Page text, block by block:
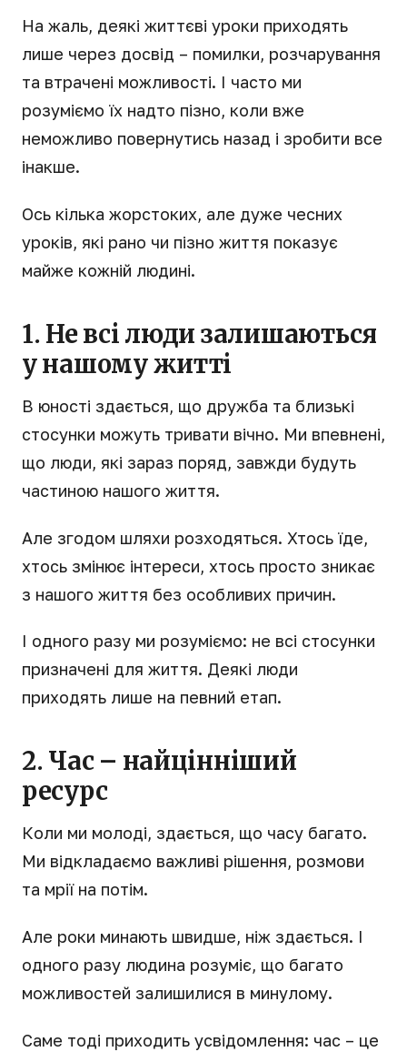
На жаль, деякі життєві уроки приходять
лише через досвід – помилки, розчарування
та втрачені можливості. І часто ми
розуміємо їх надто пізно, коли вже
неможливо повернутись назад і зробити все
інакше.
Ось кілька жорстоких, але дуже чесних
уроків, які рано чи пізно життя показує
майже кожній людині.
1. Не всі люди залишаються
у нашому житті
В юності здається, що дружба та близькі
стосунки можуть тривати вічно. Ми впевнені,
що люди, які зараз поряд, завжди будуть
частиною нашого життя.
Але згодом шляхи розходяться. Хтось їде,
хтось змінює інтереси, хтось просто зникає
з нашого життя без особливих причин.
І одного разу ми розуміємо: не всі стосунки
призначені для життя. Деякі люди
приходять лише на певний етап.
2. Час – найцінніший
ресурс
Коли ми молоді, здається, що часу багато.
Ми відкладаємо важливі рішення, розмови
та мрії на потім.
Але роки минають швидше, ніж здається. І
одного разу людина розуміє, що багато
можливостей залишилися в минулому.
Саме тоді приходить усвідомлення: час – це